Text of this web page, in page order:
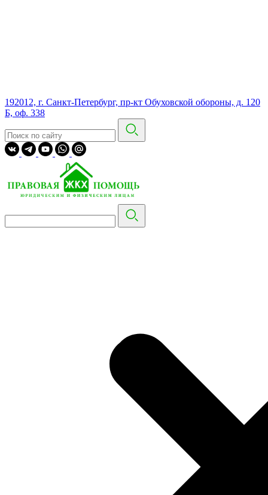
192012, г. Санкт-Петербург, пр-кт Обуховской обороны, д. 120
Б, оф. 338